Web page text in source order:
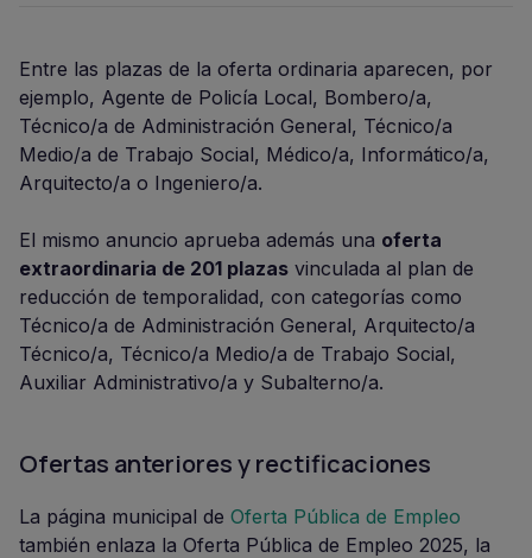
Entre las plazas de la oferta ordinaria aparecen, por
ejemplo, Agente de Policía Local, Bombero/a,
Técnico/a de Administración General, Técnico/a
Medio/a de Trabajo Social, Médico/a, Informático/a,
Arquitecto/a o Ingeniero/a.
El mismo anuncio aprueba además una oferta
extraordinaria de 201 plazas vinculada al plan de
reducción de temporalidad, con categorías como
Técnico/a de Administración General, Arquitecto/a
Técnico/a, Técnico/a Medio/a de Trabajo Social,
Auxiliar Administrativo/a y Subalterno/a.
Ofertas anteriores y rectificaciones
La página municipal de Oferta Pública de Empleo
también enlaza la Oferta Pública de Empleo 2025, la